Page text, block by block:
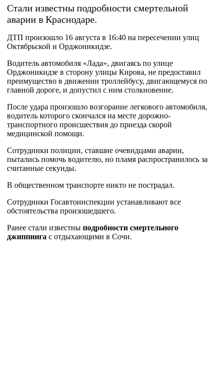
Стали известны подробности смертельной
аварии в Краснодаре.
ДТП произошло 16 августа в 16:40 на пересечении улиц
Октябрьской и Орджоникидзе.
Водитель автомобиля «Лада», двигаясь по улице
Орджоникидзе в сторону улицы Кирова, не предоставил
преимущество в движении троллейбусу, двигающемуся по
главной дороге, и допустил с ним столкновение.
После удара произошло возгорание легкового автомобиля,
водитель которого скончался на месте дорожно-
транспортного происшествия до приезда скорой
медицинской помощи.
Сотрудники полиции, ставшие очевидцами аварии,
пытались помочь водителю, но пламя распространилось за
считанные секунды.
В общественном транспорте никто не пострадал.
Сотрудники Госавтоинспекции устанавливают все
обстоятельства произошедшего.
Ранее стали известны подробности смертельного
джиппинга с отдыхающими в Сочи.